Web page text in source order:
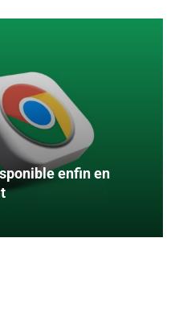
enfin en